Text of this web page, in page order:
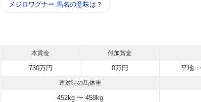
メジロワグナー 馬名の意味は？
本賞金 付加賞金
730万円 0万円 平地
連対時の馬体重
452kg 〜 458kg